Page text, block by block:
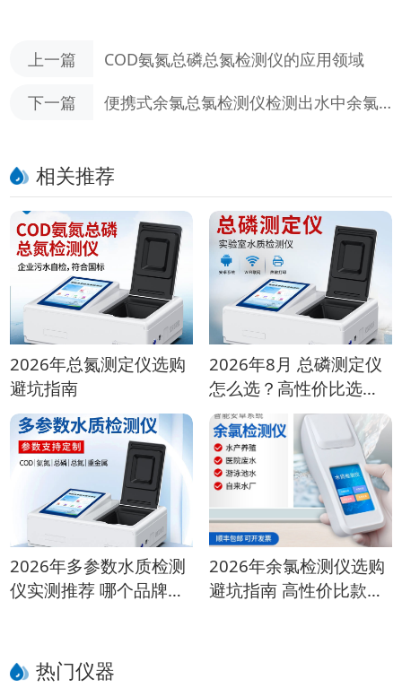
上一篇 COD氨氮总磷总氮检测仪的应用领域
下一篇
便携式余氯总氯检测仪检测出水中余氯
相关推荐
2026年总氮测定仪选购
避坑指南
2026年8月 总磷测定仪
怎么选？高性价比选型
指南
2026年多参数水质检测
仪实测推荐 哪个品牌性
2026年余氯检测仪选购
避坑指南 高性价比款推
热门仪器